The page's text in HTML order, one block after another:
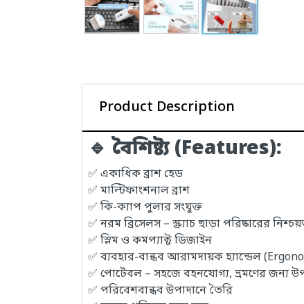
Product Description
🔹 বৈশিষ্ট্য (Features):
✅ একাধিক ব্রাশ হেড
✅ মাল্টিফাংশনাল ব্রাশ
✅ কি-ক্যাপ পুলার সংযুক্ত
✅ নরম ব্রিসেলস – স্ক্র্যাচ ছাড়া পরিষ্কারের
✅ স্লিম ও কমপ্যাক্ট ডিজাইন
✅ ব্যবহার-বান্ধব আরামদায়ক হ্যান্ডেল
✅ পোর্টেবল – সহজে বহনযোগ্য, ভ্রমণের জন্য
✅ পরিবেশবান্ধব উপাদানে তৈরি